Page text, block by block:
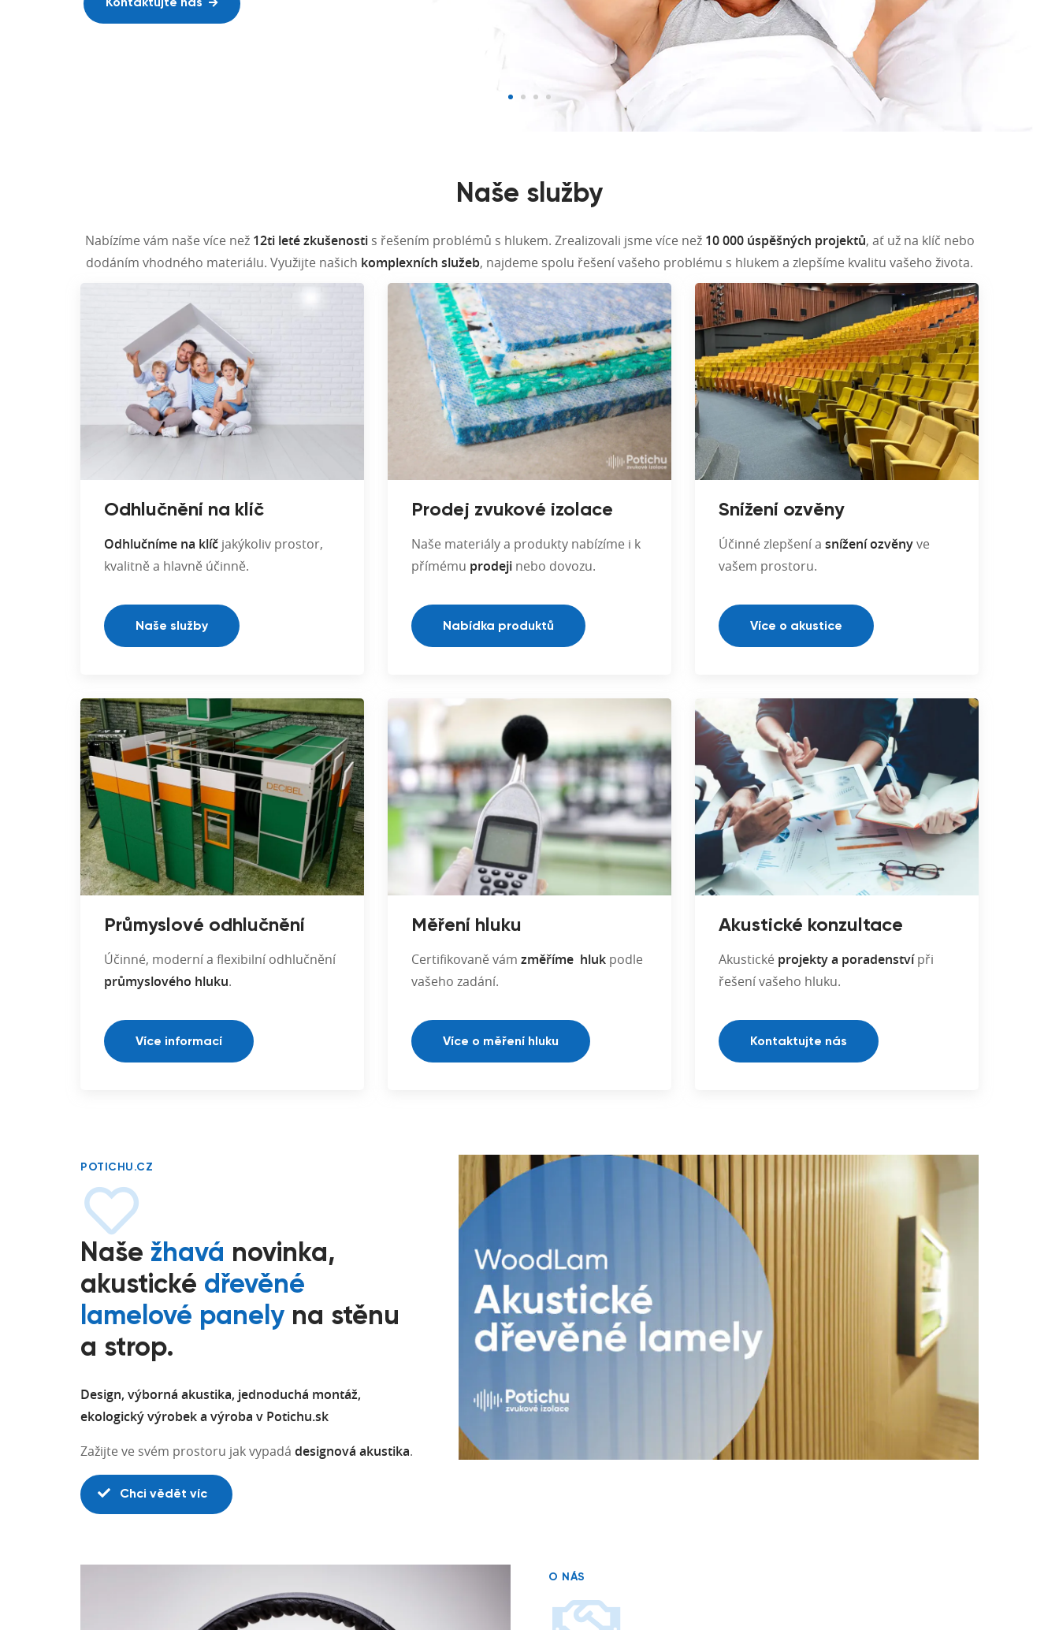
Kontaktujte nás
Realizace v Česku i na Slovensku.
Naše služby
Nabízíme vám naše více než 12ti leté zkušenostis řešením problémů s hlukem. Zrealizovali jsme více než 10 000 úspěšných projektů, ať už na klíč nebo
dodáním vhodného materiálu. Využijte našich komplexních služeb, najdeme spolu řešení vašeho problému s hlukem a zlepšíme kvalitu vašeho života.
Odhlučnění na klíč
Odhlučníme na klíč jakýkoliv prostor,
kvalitně a hlavně účinně.
Naše služby
Prodej zvukové izolace
Naše materiály a produkty nabízíme i k
přímému prodeji nebo dovozu.
Nabídka produktů
Snížení ozvěny
Účinné zlepšení a snížení ozvěnyve
vašem prostoru.
Více o akustice
Průmyslové odhlučnění
Účinné, moderní a flexibilní odhlučnění
průmyslového hluku.
Více informací
Měření hluku
Certifikovaně vám změříme hluk podle
vašeho zadání.
Více o měření hluku
Akustické konzultace
Akustické projekty a poradenstvípři
řešení vašeho hluku.
Kontaktujte nás
POTICHU.CZ
Naše žhavá novinka,
akustické dřevěné
lamelové panely na stěnu
a strop.
Design, výborná akustika, jednoduchá montáž,
ekologický výrobek a výroba v Potichu.sk
Zažijte ve svém prostoru jak vypadá designová akustika.
Chci vědět víc
O NÁS